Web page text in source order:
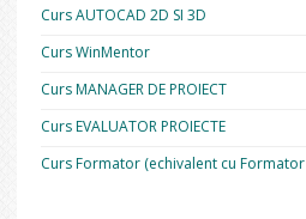
Curs AUTOCAD 2D SI 3D
Curs WinMentor
Curs MANAGER DE PROIECT
Curs EVALUATOR PROIECTE
Curs Formator (echivalent cu